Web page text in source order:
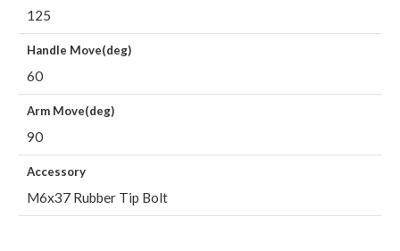
125
Handle Move(deg)
60
Arm Move(deg)
90
Accessory
M6x37 Rubber Tip Bolt